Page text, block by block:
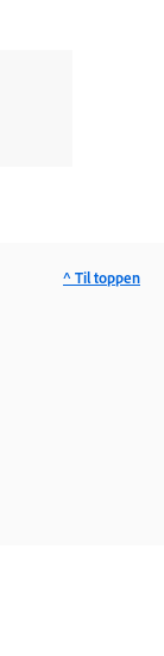
^ Til toppen